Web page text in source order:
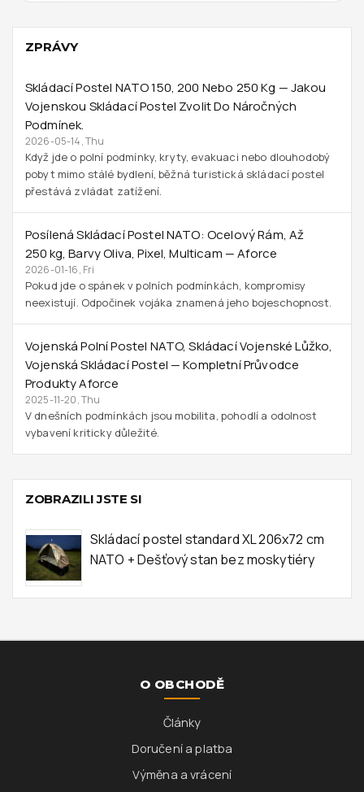
ZPRÁVY
Skládací Postel NATO 150, 200 Nebo 250 Kg — Jakou
Vojenskou Skládací Postel Zvolit Do Náročných
Podmínek.
2026-05-14, Thu
Když jde o polní podmínky, kryty, evakuaci nebo dlouhodobý
pobyt mimo stálé bydlení, běžná turistická skládací postel
přestává zvládat zatížení.
Posílená Skládací Postel NATO: Ocelový Rám, Až
250 Kg, Barvy Oliva, Pixel, Multicam — Aforce
2026-01-16, Fri
Pokud jde o spánek v polních podmínkách, kompromisy
neexistují. Odpočinek vojáka znamená jeho bojeschopnost.
Vojenská Polní Postel NATO, Skládací Vojenské Lůžko,
Vojenská Skládací Postel — Kompletní Průvodce
Produkty Aforce
2025-11-20, Thu
V dnešních podmínkách jsou mobilita, pohodlí a odolnost
vybavení kriticky důležité.
ZOBRAZILI JSTE SI
Skládací postel standard XL 206x72 cm
NATO + Dešťový stan bez moskytiéry
O OBCHODĚ
Články
Doručení a platba
Výměna a vrácení